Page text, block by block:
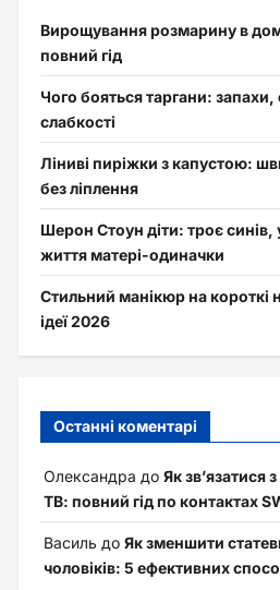
Вирощування розмарину в
повний гід
Чого бояться таргани: запахи,
слабкості
Ліниві пиріжки з капустою:
без ліплення
Шерон Стоун діти: троє синів,
життя матері-одиначки
Стильний манікюр на короткі
ідеї 2026
Останні коментарі
Олександра до Як зв’язатися
ТВ: повний гід по контактах
Василь до Як зменшити
чоловіків: 5 ефективних